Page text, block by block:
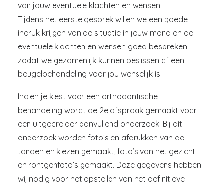
van jouw eventuele klachten en wensen.
Tijdens het eerste gesprek willen we een goede
indruk krijgen van de situatie in jouw mond en de
eventuele klachten en wensen goed bespreken
zodat we gezamenlijk kunnen beslissen of een
beugelbehandeling voor jou wenselijk is.
Indien je kiest voor een orthodontische
behandeling wordt de 2e afspraak gemaakt voor
een uitgebreider aanvullend onderzoek. Bij dit
onderzoek worden foto’s en afdrukken van de
tanden en kiezen gemaakt, foto’s van het gezicht
en röntgenfoto’s gemaakt. Deze gegevens hebben
wij nodig voor het opstellen van het definitieve